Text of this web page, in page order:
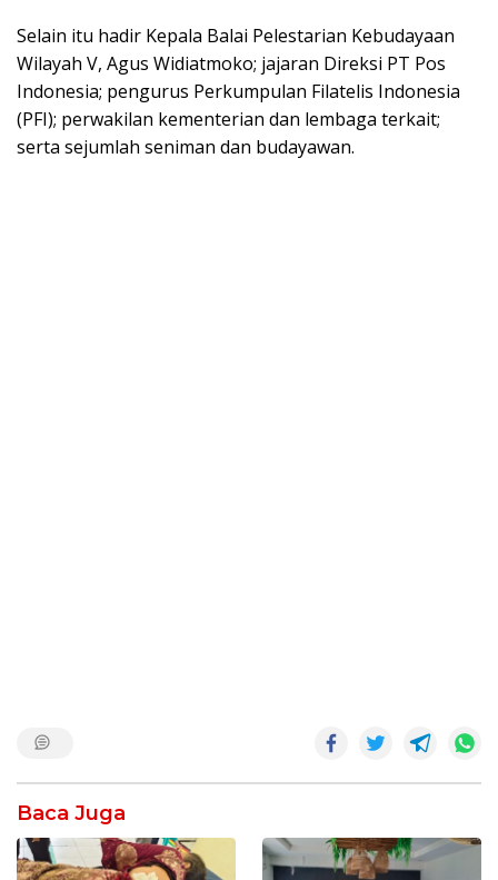
Selain itu hadir Kepala Balai Pelestarian Kebudayaan
Wilayah V, Agus Widiatmoko; jajaran Direksi PT Pos
Indonesia; pengurus Perkumpulan Filatelis Indonesia
(PFI); perwakilan kementerian dan lembaga terkait;
serta sejumlah seniman dan budayawan.
Baca Juga